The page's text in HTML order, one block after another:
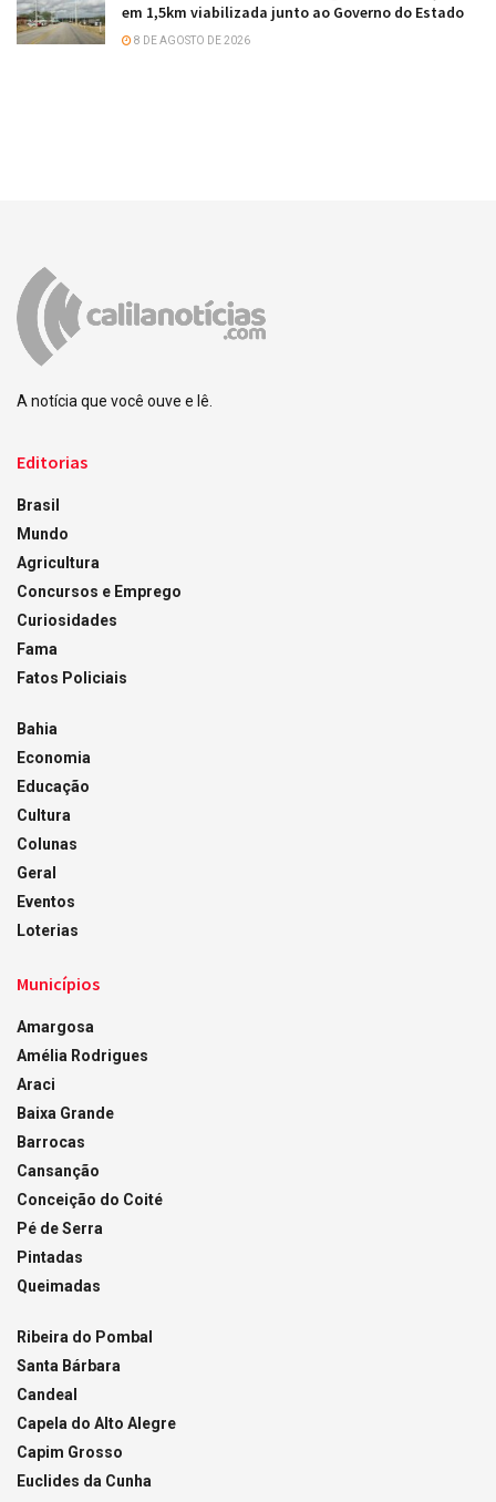
em 1,5km viabilizada junto ao Governo do Estado
8 DE AGOSTO DE 2026
A notícia que você ouve e lê.
Editorias
Brasil
Mundo
Agricultura
Concursos e Emprego
Curiosidades
Fama
Fatos Policiais
Bahia
Economia
Educação
Cultura
Colunas
Geral
Eventos
Loterias
Municípios
Amargosa
Amélia Rodrigues
Araci
Baixa Grande
Barrocas
Cansanção
Conceição do Coité
Pé de Serra
Pintadas
Queimadas
Ribeira do Pombal
Santa Bárbara
Candeal
Capela do Alto Alegre
Capim Grosso
Euclides da Cunha